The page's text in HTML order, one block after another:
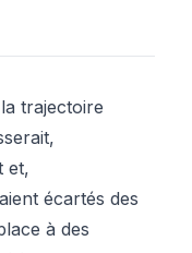
trajectoire
et,
écartés des
à des